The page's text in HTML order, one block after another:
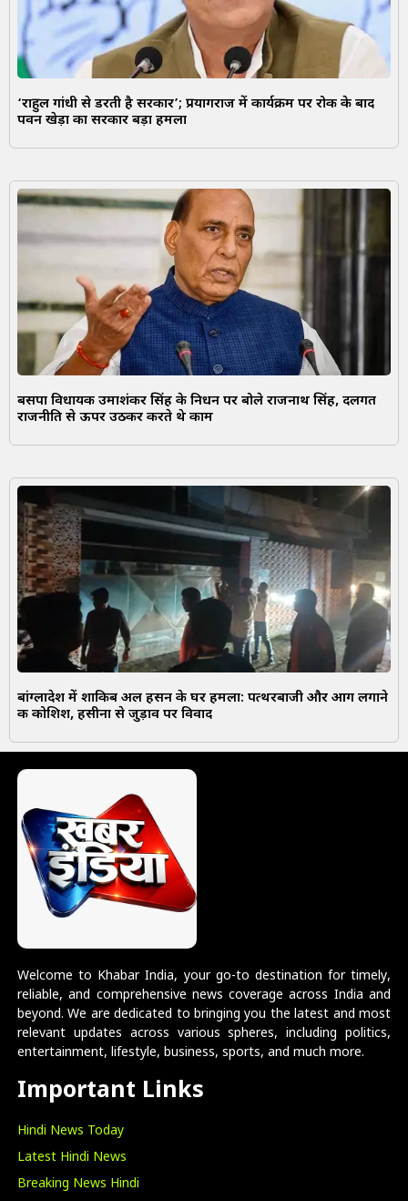
‘राहुल गांधी से डरती है सरकार’; प्रयागराज में कार्यक्रम पर रोक के बाद
पवन खेड़ा का सरकार बड़ा हमला
बसपा विधायक उमाशंकर सिंह के निधन पर बोले राजनाथ सिंह, दलगत
राजनीति से ऊपर उठकर करते थे काम
बांग्लादेश में शाकिब अल हसन के घर हमला: पत्थरबाजी और आग लगाने
की कोशिश, हसीना से जुड़ाव पर विवाद
Welcome to Khabar India, your go-to destination for timely,
reliable, and comprehensive news coverage across India and
beyond. We are dedicated to bringing you the latest and most
relevant updates across various spheres, including politics,
entertainment, lifestyle, business, sports, and much more.
Important Links
Hindi News Today
Latest Hindi News
Breaking News Hindi